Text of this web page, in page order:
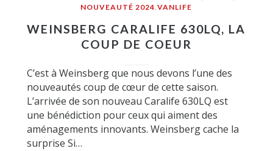
NOUVEAUTÉ 2024,VANLIFE
WEINSBERG CARALIFE 630LQ, LA
COUP DE COEUR
C’est à Weinsberg que nous devons l’une des
nouveautés coup de cœur de cette saison.
L’arrivée de son nouveau Caralife 630LQ est
une bénédiction pour ceux qui aiment des
aménagements innovants. Weinsberg cache la
surprise Si…